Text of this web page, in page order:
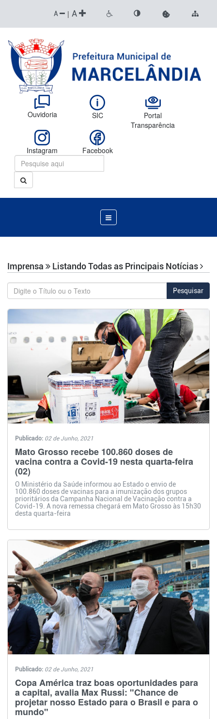
A | A
Ouvidoria SIC
Portal
Transparência
Instagram Facebook
Menu
de
Navegação
Imprensa Listando Todas as Principais Notícias
Pesquisar
Publicado: 02 de Junho, 2021
Mato Grosso recebe 100.860 doses de
vacina contra a Covid-19 nesta quarta-feira
(02)
O Ministério da Saúde informou ao Estado o envio de
100.860 doses de vacinas para a imunização dos grupos
prioritários da Campanha Nacional de Vacinação contra a
Covid-19. A nova remessa chegará em Mato Grosso às 15h30
desta quarta-feira
Publicado: 02 de Junho, 2021
Copa América traz boas oportunidades para
a capital, avalia Max Russi: "Chance de
projetar nosso Estado para o Brasil e para o
mundo"